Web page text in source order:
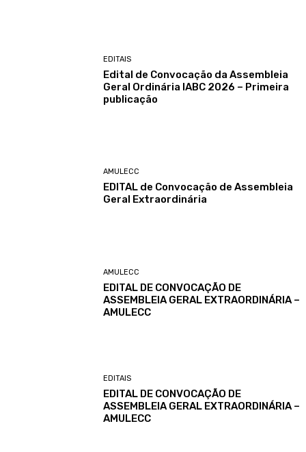
EDITAIS
Edital de Convocação da Assembleia
Geral Ordinária IABC 2026 – Primeira
publicação
AMULECC
EDITAL de Convocação de Assembleia
Geral Extraordinária
AMULECC
EDITAL DE CONVOCAÇÃO DE
ASSEMBLEIA GERAL EXTRAORDINÁRIA –
AMULECC
EDITAIS
EDITAL DE CONVOCAÇÃO DE
ASSEMBLEIA GERAL EXTRAORDINÁRIA –
AMULECC